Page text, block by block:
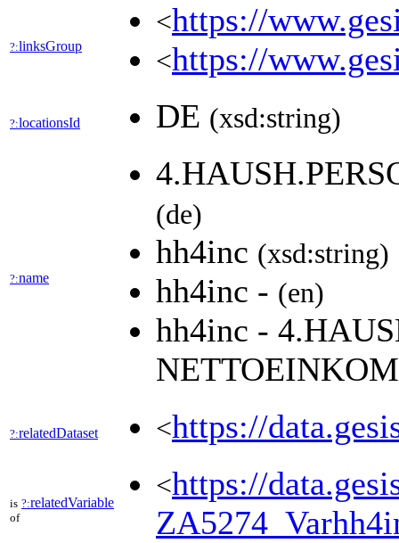
?:linksGroup
<https://
<https://
?:locationsId DE (xsd:string)
?:name
(de)
hh4inc (xsd:string)
hh4inc - (en)
hh4inc -
?:relatedDataset <https://
is ?:relatedVariable
of
<https://